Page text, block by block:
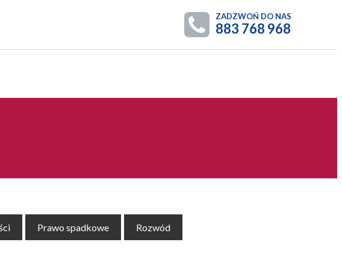
ZADZWOŃ DO NAS
883 768 968
Prawo spadkowe Rozwód